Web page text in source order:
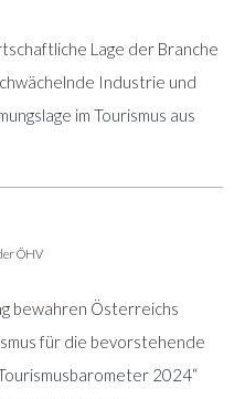
Lage der Branche
Industrie und
im Tourismus aus
ÖHV
bewahren Österreichs
für die bevorstehende
2024“